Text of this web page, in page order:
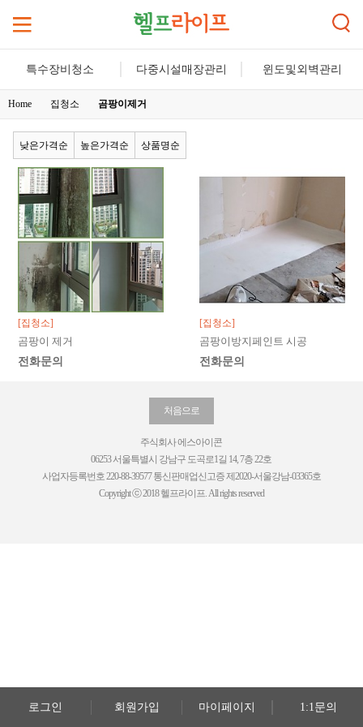
특수장비청소 다중시설매장관리 윈도및외벽관리
로그인 회원가입 마이페이지 1:1문의
Home 집청소 곰팡이제거
낮은가격순 높은가격순 상품명순
[집청소]
곰팡이 제거
전화문의
[집청소]
곰팡이방지페인트 시공
전화문의
처음으로
주식회사 에스아이콘
06253 서울특별시 강남구 도곡로1길 14, 7층 22호
사업자등록번호 220-88-39577 통신판매업신고증 제2020-서울강남-03365호
Copyright ⓒ 2018 헬프라이프. All rights reserved